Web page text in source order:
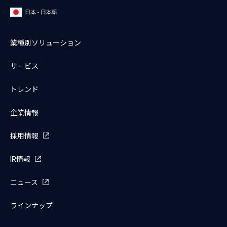
日本 - 日本語
業種別ソリューション
サービス
トレンド
企業情報
採用情報
IR情報
ニュース
ラインナップ